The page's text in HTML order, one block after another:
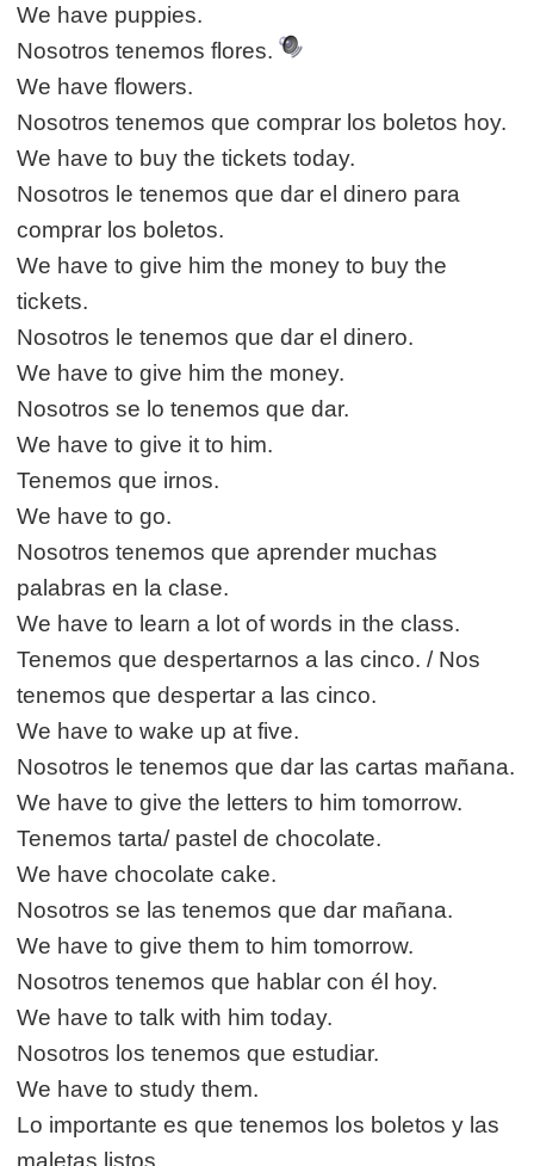
We have puppies.
Nosotros tenemos flores.
We have flowers.
Nosotros tenemos que comprar los boletos hoy.
We have to buy the tickets today.
Nosotros le tenemos que dar el dinero para
comprar los boletos.
We have to give him the money to buy the
tickets.
Nosotros le tenemos que dar el dinero.
We have to give him the money.
Nosotros se lo tenemos que dar.
We have to give it to him.
Tenemos que irnos.
We have to go.
Nosotros tenemos que aprender muchas
palabras en la clase.
We have to learn a lot of words in the class.
Tenemos que despertarnos a las cinco. / Nos
tenemos que despertar a las cinco.
We have to wake up at five.
Nosotros le tenemos que dar las cartas mañana.
We have to give the letters to him tomorrow.
Tenemos tarta/ pastel de chocolate.
We have chocolate cake.
Nosotros se las tenemos que dar mañana.
We have to give them to him tomorrow.
Nosotros tenemos que hablar con él hoy.
We have to talk with him today.
Nosotros los tenemos que estudiar.
We have to study them.
Lo importante es que tenemos los boletos y las
maletas listos.